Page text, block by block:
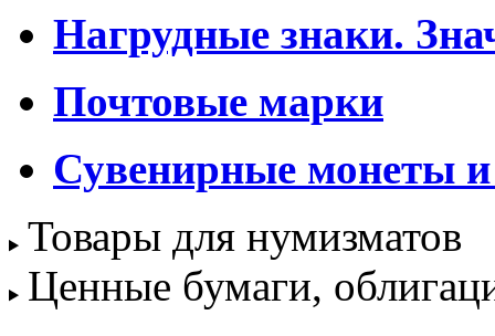
Нагрудные знаки.
Почтовые марки
Сувенирные монеты
Товары для нумизматов
Ценные бумаги,